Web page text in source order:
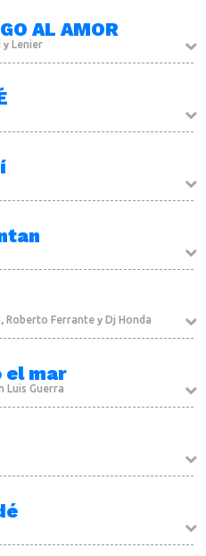
AL AMOR
y Lenier
, Roberto Ferrantey Dj Honda
el mar
Luis Guerra